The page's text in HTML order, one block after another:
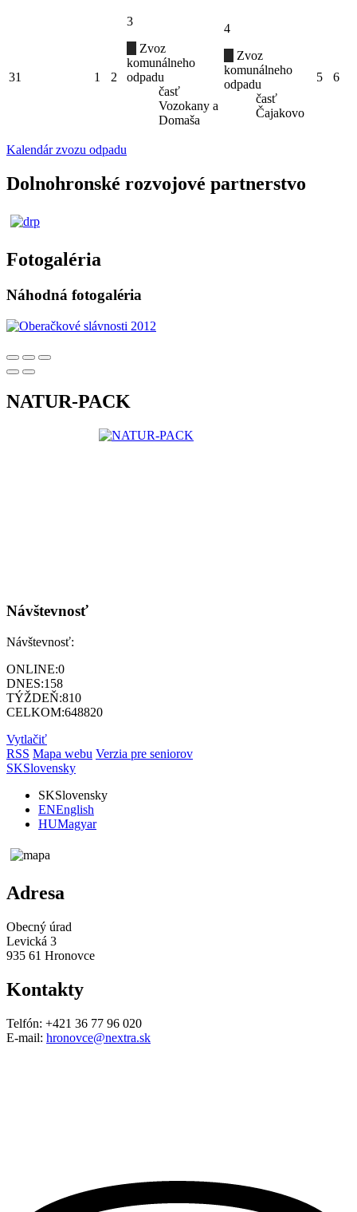
31 1 2
3
Zvoz
komunálneho
odpadu
časť
Vozokany a
Domaša
4
Zvoz
komunálneho
odpadu
časť
Čajakovo
5 6
Kalendár zvozu odpadu
Dolnohronské rozvojové partnerstvo
Fotogaléria
Náhodná fotogaléria
NATUR-PACK
Návštevnosť
Návštevnosť:
ONLINE:0
DNES:158
TÝŽDEŇ:810
CELKOM:648820
Vytlačiť
RSS Mapa webu Verzia pre seniorov
SKSlovensky
SKSlovensky
ENEnglish
HUMagyar
Adresa
Obecný úrad
Levická 3
935 61 Hronovce
Kontakty
Telfón: +421 36 77 96 020
E-mail: hronovce@nextra.sk